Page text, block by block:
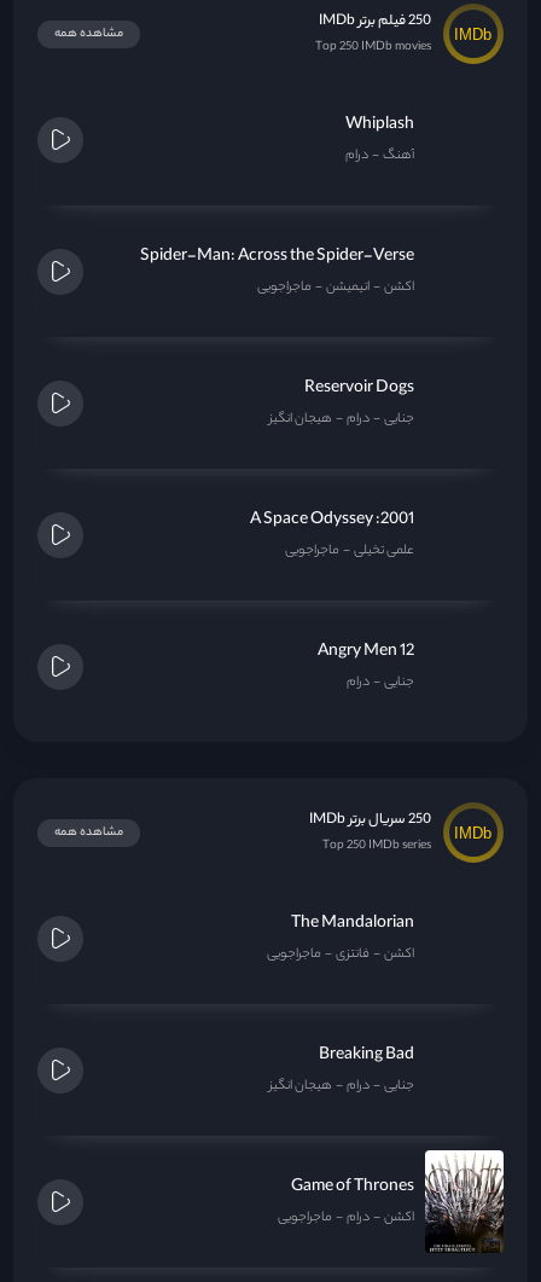
250 فیلم برتر IMDb
Top 250 IMDb movies
مشاهده همه
Whiplash
آهنگ درام
Spider-Man: Across the Spider-Verse
اکشن انیمیشن ماجراجویی
Reservoir Dogs
جنایی درام هیجان انگیز
2001: A Space Odyssey
علمی تخیلی ماجراجویی
12 Angry Men
جنایی درام
250 سریال برتر IMDb
Top 250 IMDb series
مشاهده همه
The Mandalorian
اکشن فانتزی ماجراجویی
Breaking Bad
جنایی درام هیجان انگیز
Game of Thrones
اکشن درام ماجراجویی